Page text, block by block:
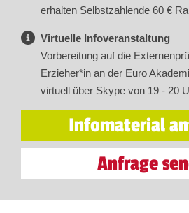
erhalten Selbstzahlende 60 €
Virtuelle Infoveranstaltung
Vorbereitung auf die
Erzieher*in an der Euro
virtuell über Skype von 19 - 20
Infomaterial
Anfrage